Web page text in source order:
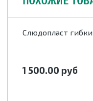
Cлюдопласт
1 500.00 руб